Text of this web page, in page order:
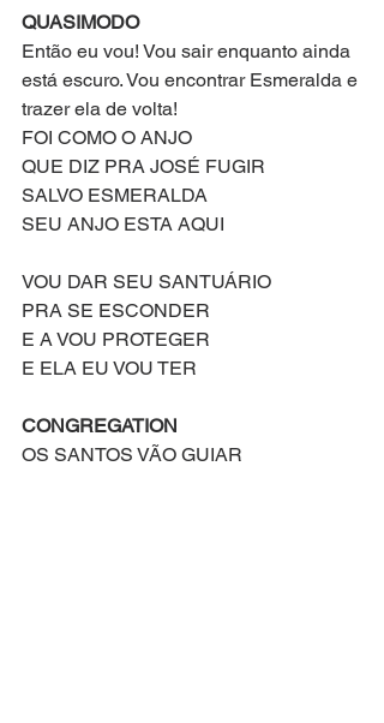
QUASIMODO
Então eu vou! Vou sair enquanto ainda
está escuro. Vou encontrar Esmeralda e
trazer ela de volta!
FOI COMO O ANJO
QUE DIZ PRA JOSÉ FUGIR
SALVO ESMERALDA
SEU ANJO ESTA AQUI
VOU DAR SEU SANTUÁRIO
PRA SE ESCONDER
E A VOU PROTEGER
E ELA EU VOU TER
CONGREGATION
OS SANTOS VÃO GUIAR